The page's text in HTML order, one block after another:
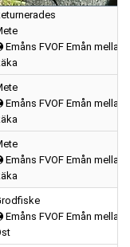
Emåns FVOF Emån
Emåns FVOF Emån
Emåns FVOF Emån
Emåns FVOF Emån